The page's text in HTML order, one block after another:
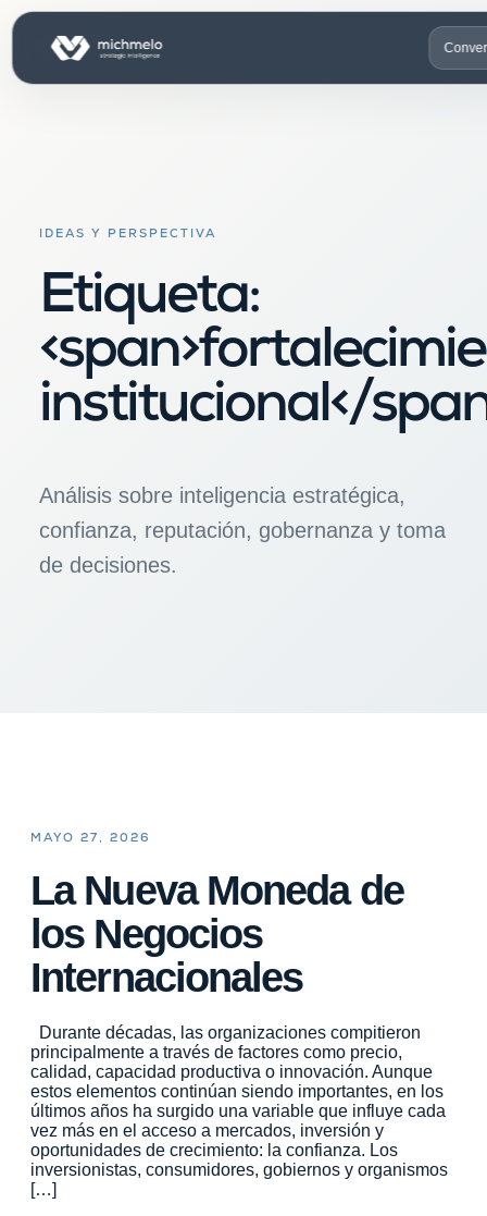
IDEAS Y PERSPECTIVA
Etiqueta:
institucional</
Análisis sobre inteligencia estratégica,
confianza, reputación, gobernanza y toma
de decisiones.
MAYO 27, 2026
La Nueva Moneda de
los Negocios
Internacionales
Durante décadas, las organizaciones compitieron
principalmente a través de factores como precio,
calidad, capacidad productiva o innovación. Aunque
estos elementos continúan siendo importantes, en los
últimos años ha surgido una variable que influye cada
vez más en el acceso a mercados, inversión y
oportunidades de crecimiento: la confianza. Los
inversionistas, consumidores, gobiernos y organismos
[…]